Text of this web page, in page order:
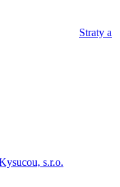
Straty a
s.r.o.